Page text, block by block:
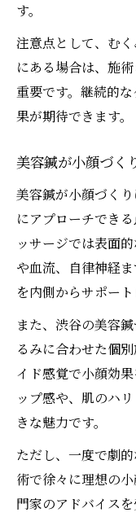
す。
注意点として、む
にある場合は、施
重要です。継続的
果が期待できます。
美容鍼が小顔づく
美容鍼が小顔づく
にアプローチでき
ッサージでは表面
や血流、自律神経
を内側からサポート
また、渋谷の美容
るみに合わせた個
イド感覚で小顔効
ップ感や、肌のハ
きな魅力です。
ただし、一度で劇
術で徐々に理想の
門家のアドバイス